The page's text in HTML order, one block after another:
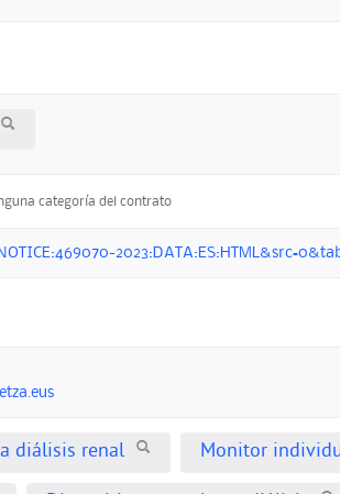
categoría del contrato
diálisis renal Monitor